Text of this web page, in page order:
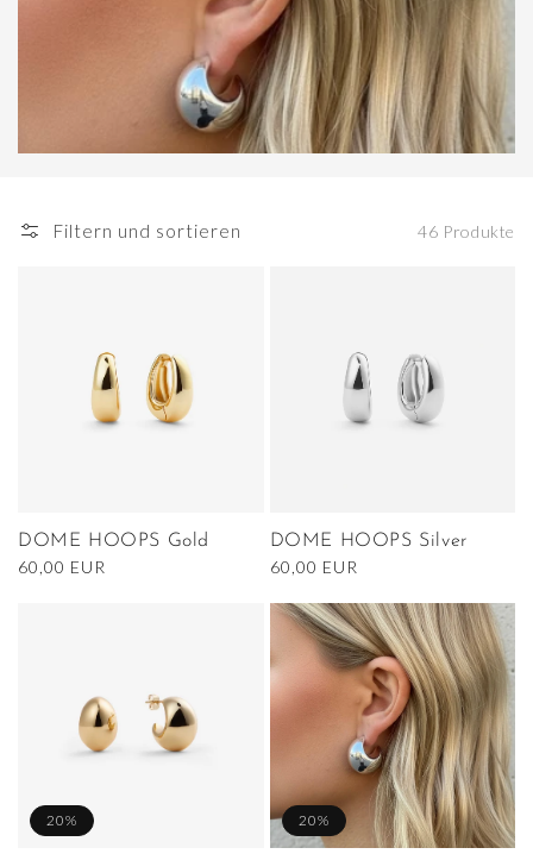
Filtern und sortieren 46 Produkte
DOME HOOPS Gold
Normaler
60,00 EUR
DOME HOOPS Silver
Normaler
60,00 EUR
20% 20%